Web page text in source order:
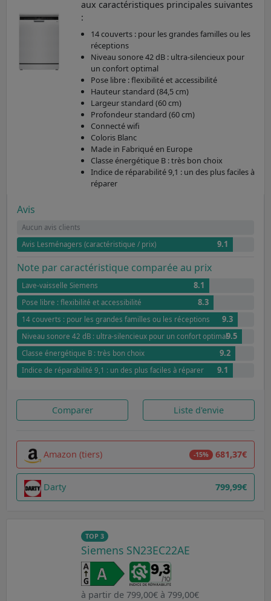
aux caractéristiques principales suivantes
:
14 couverts : pour les grandes familles ou les
réceptions
Niveau sonore 42 dB : ultra-silencieux pour
un confort optimal
Pose libre : flexibilité et accessibilité
Hauteur standard (84,5 cm)
Largeur standard (60 cm)
Profondeur standard (60 cm)
Connecté wifi
Coloris Blanc
Made in Fabriqué en Europe
Classe énergétique B : très bon choix
Indice de réparabilité 9,1 : un des plus faciles à
réparer
Avis
Aucun avis clients
Avis Lesménagers (caractéristique / prix)
9.1
Note par caractéristique comparée au prix
Lave-vaisselle Siemens 8.1
Pose libre : flexibilité et accessibilité 8.3
14 couverts : pour les grandes familles ou les réceptions 9.3
Niveau sonore 42 dB : ultra-silencieux pour un confort optimal9.5
Classe énergétique B : très bon choix 9.2
Indice de réparabilité 9,1 : un des plus faciles à réparer 9.1
Comparer Liste d'envie
Amazon (tiers) -15% 681,37€
Darty 799,99€
TOP 3
Siemens SN23EC22AE
à partir de 799,00€ à 799,00€